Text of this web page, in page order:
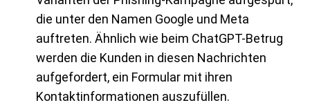
die unter den Namen Google und Meta
auftreten. Ähnlich wie beim ChatGPT-Betrug
werden die Kunden in diesen Nachrichten
aufgefordert, ein Formular mit ihren
Kontaktinformationen auszufüllen.